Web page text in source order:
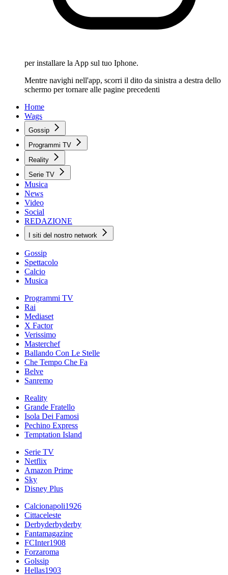
per installare la App sul tuo Iphone.
Mentre navighi nell'app, scorri il dito da sinistra a destra dello
schermo per tornare alle pagine precedenti
Home
Wags
Gossip
Programmi TV
Reality
Serie TV
Musica
News
Video
Social
REDAZIONE
I siti del nostro network
Gossip
Spettacolo
Calcio
Musica
Programmi TV
Rai
Mediaset
X Factor
Verissimo
Masterchef
Ballando Con Le Stelle
Che Tempo Che Fa
Belve
Sanremo
Reality
Grande Fratello
Isola Dei Famosi
Pechino Express
Temptation Island
Serie TV
Netflix
Amazon Prime
Sky
Disney Plus
Calcionapoli1926
Cittaceleste
Derbyderbyderby
Fantamagazine
FCInter1908
Forzaroma
Golssip
Hellas1903